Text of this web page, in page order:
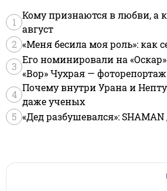
1
Кому признаются в любви, а
август
2 «Меня бесила моя роль»: как
3
Его номинировали на
«Вор» Чухрая — фоторепортаж
4
Почему внутри Урана и
даже ученых
5 «Дед разбушевался»: